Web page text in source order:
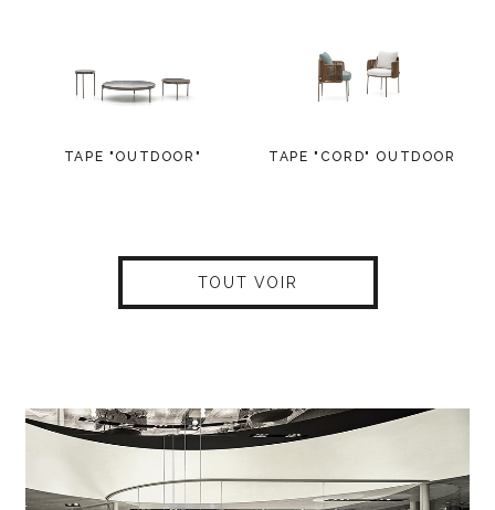
TAPE "OUTDOOR" TAPE "CORD" OUTDOOR
TOUT VOIR